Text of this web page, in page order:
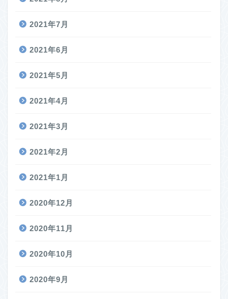
2021年7月
2021年6月
2021年5月
2021年4月
2021年3月
2021年2月
2021年1月
2020年12月
2020年11月
2020年10月
2020年9月